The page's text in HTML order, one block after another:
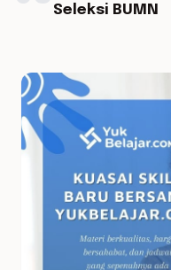
Seleksi BUMN